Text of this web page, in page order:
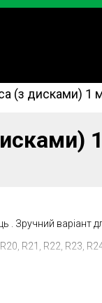
система
(з дисками) 1
. Зручний варіант
R21, R22, R23,